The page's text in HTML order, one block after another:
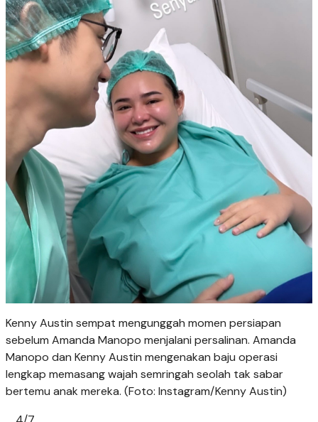
Kenny Austin sempat mengunggah momen persiapan
sebelum Amanda Manopo menjalani persalinan. Amanda
Manopo dan Kenny Austin mengenakan baju operasi
lengkap memasang wajah semringah seolah tak sabar
bertemu anak mereka. (Foto: Instagram/Kenny Austin)